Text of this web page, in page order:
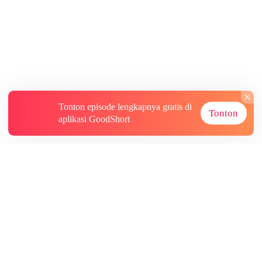
Tonton episode lengkapnya gratis di
aplikasi GoodShort
Tonton